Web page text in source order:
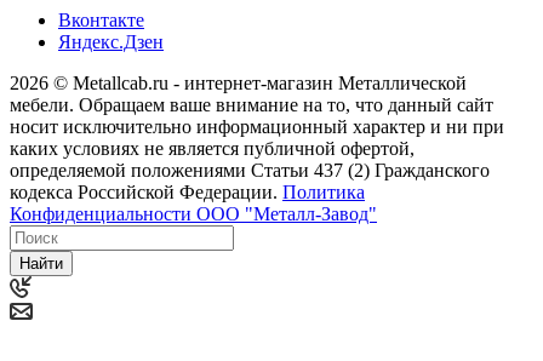
Вконтакте
Яндекс.Дзен
2026 © Metallcab.ru - интернет-магазин Металлической
мебели. Обращаем ваше внимание на то, что данный сайт
носит исключительно информационный характер и ни при
каких условиях не является публичной офертой,
определяемой положениями Статьи 437 (2) Гражданского
кодекса Российской Федерации. Политика
Конфиденциальности ООО "Металл-Завод"
Найти